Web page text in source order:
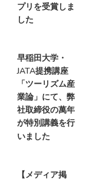
プリを受賞しま
した
早稲田大学・
JATA提携講座
「ツーリズム産
業論」にて、弊
社取締役の萬年
が特別講義を行
いました
【メディア掲